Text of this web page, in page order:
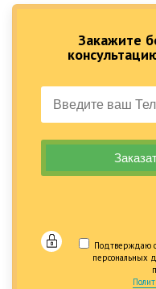
Закажите
Подтверждаю
персональных